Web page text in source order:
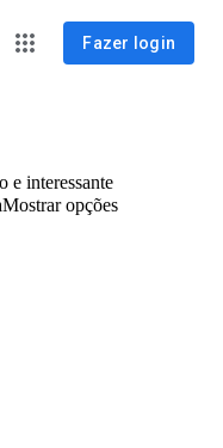
Fazer login
e interessante
Mostrar opções